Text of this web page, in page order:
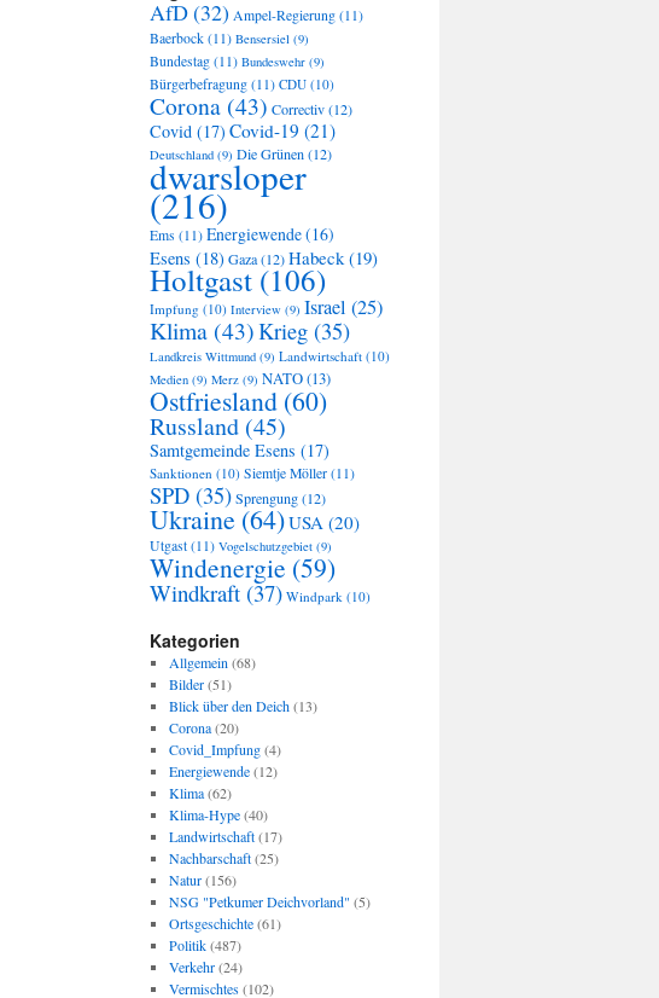
AfD(32) Ampel-Regierung (11)
Baerbock (11) Bensersiel (9)
Bundestag (11) Bundeswehr (9)
Bürgerbefragung (11) CDU (10)
Corona (43) Correctiv(12)
Covid (17) Covid-19 (21)
Deutschland (9) Die Grünen(12)
dwarsloper
(216)
Ems (11) Energiewende(16)
Esens (18)Gaza(12)Habeck(19)
Holtgast (106)
Impfung (10) Interview (9) Israel (25)
Klima (43)Krieg (35)
Landkreis Wittmund (9) Landwirtschaft (10)
Medien (9) Merz (9) NATO(13)
Ostfriesland (60)
Russland (45)
Samtgemeinde Esens (17)
Sanktionen (10) Siemtje Möller (11)
SPD (35)Sprengung(12)
Ukraine (64)USA (20)
Utgast (11) Vogelschutzgebiet (9)
Windenergie (59)
Windkraft (37) Windpark (10)
Kategorien
Allgemein (68)
Bilder(51)
Blick über den Deich(13)
Corona(20)
Covid_Impfung(4)
Energiewende(12)
Klima(62)
Klima-Hype(40)
Landwirtschaft(17)
Nachbarschaft(25)
Natur(156)
NSG "Petkumer Deichvorland" (5)
Ortsgeschichte(61)
Politik(487)
Verkehr(24)
Vermischtes(102)